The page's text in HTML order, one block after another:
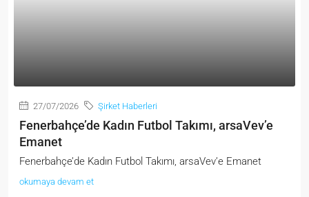
27/07/2026 Şirket Haberleri
Fenerbahçe’de Kadın Futbol Takımı, arsaVev’e
Emanet
Fenerbahçe’de Kadın Futbol Takımı, arsaVev’e Emanet
okumaya devam et